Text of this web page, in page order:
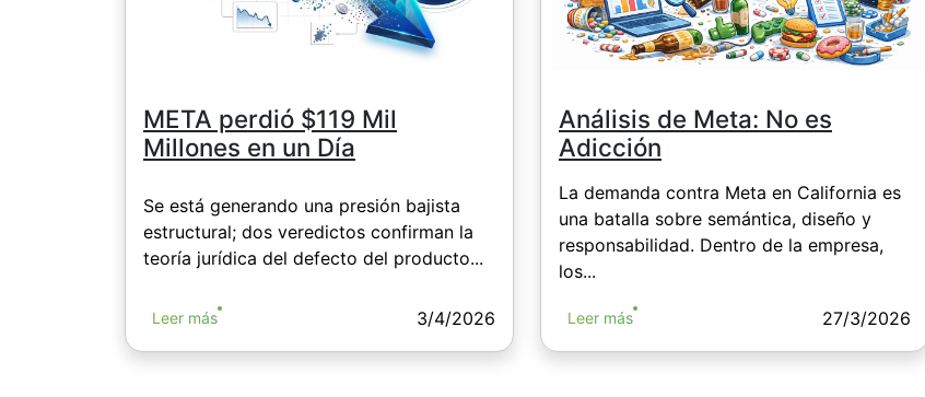
META perdió $119 Mil
Millones en un Día
Se está generando una presión bajista
estructural; dos veredictos confirman la
teoría jurídica del defecto del producto...
Leer más 3/4/2026
Análisis de Meta: No es
Adicción
La demanda contra Meta en California es
una batalla sobre semántica, diseño y
responsabilidad. Dentro de la empresa,
los...
Leer más 27/3/2026